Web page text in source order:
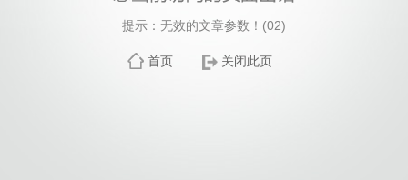
提示：无效的文章参数！(02)
首页 关闭此页